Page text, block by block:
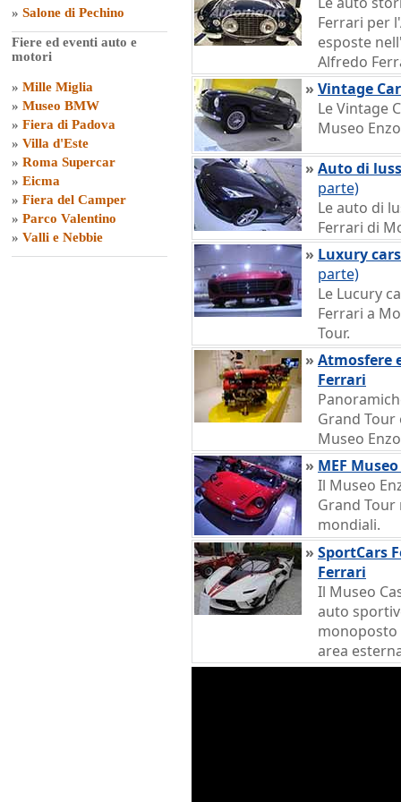
» Salone di Pechino
Fiere ed eventi auto e
motori
» Mille Miglia
» Museo BMW
» Fiera di Padova
» Villa d'Este
» Roma Supercar
» Eicma
» Fiera del Camper
» Parco Valentino
» Valli e Nebbie
Ferrari per
esposte
Alfredo
» Vintage
Le Vintage
Museo
» Auto di
parte)
Le auto di
Ferrari di
» Luxury
parte)
Le Lucury
Ferrari a
Tour.
» Atmosfere
Ferrari
Grand
Museo
» MEF
Il Museo
Grand
mondiali.
» SportCars
Ferrari
Il Museo
auto
monoposto
area